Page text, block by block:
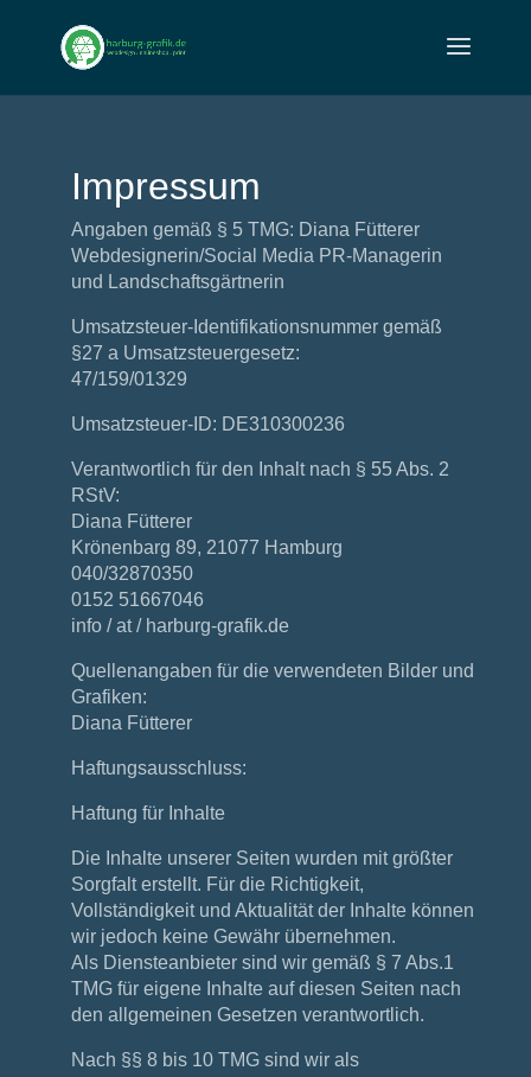
Impressum
Angaben gemäß § 5 TMG: Diana Fütterer
Webdesignerin/Social Media PR-Managerin
und Landschaftsgärtnerin
Umsatzsteuer-Identifikationsnummer gemäß
§27 a Umsatzsteuergesetz:
47/159/01329
Umsatzsteuer-ID: DE310300236
Verantwortlich für den Inhalt nach § 55 Abs. 2
RStV:
Diana Fütterer
Krönenbarg 89, 21077 Hamburg
040/32870350
0152 51667046
info / at / harburg-grafik.de
Quellenangaben für die verwendeten Bilder und
Grafiken:
Diana Fütterer
Haftungsausschluss:
Haftung für Inhalte
Die Inhalte unserer Seiten wurden mit größter
Sorgfalt erstellt. Für die Richtigkeit,
Vollständigkeit und Aktualität der Inhalte können
wir jedoch keine Gewähr übernehmen.
Als Diensteanbieter sind wir gemäß § 7 Abs.1
TMG für eigene Inhalte auf diesen Seiten nach
den allgemeinen Gesetzen verantwortlich.
Nach §§ 8 bis 10 TMG sind wir als